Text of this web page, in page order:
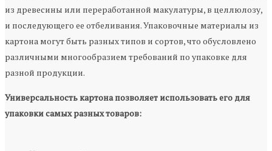
из древесины или переработанной макулатуры, в целлюлозу,
и последующего ее отбеливания. Упаковочные материалы из
картона могут быть разных типов и сортов, что обусловлено
различными многообразием требований по упаковке для
разной продукции.
Универсальность картона позволяет использовать его для
упаковки самых разных товаров: